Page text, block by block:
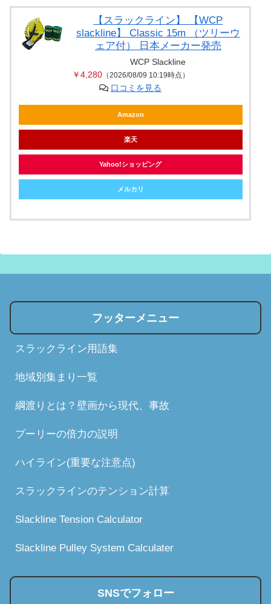
【スラックライン】 【WCP
slackline】 Classic 15m （ツリーウ
ェア付） 日本メーカー発売
WCP Slackline
￥4,280（2026/08/09 10:19時点）
口コミを見る
Amazon
楽天
Yahoo!ショッピング
メルカリ
フッターメニュー
スラックライン用語集
地域別集まり一覧
綱渡りとは？壁画から現代、事故
プーリーの倍力の説明
ハイライン(重要な注意点)
スラックラインのテンション計算
Slackline Tension Calculator
Slackline Pulley System Calculater
SNSでフォロー